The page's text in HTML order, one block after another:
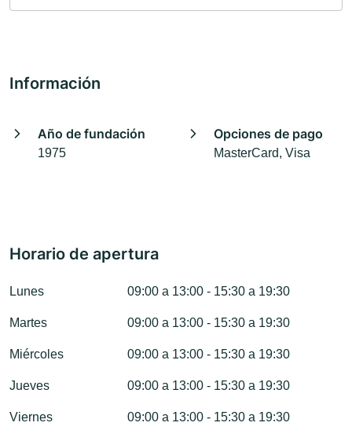
Información
Año de fundación
1975
Opciones de pago
MasterCard, Visa
Horario de apertura
Lunes 09:00 a 13:00 - 15:30 a 19:30
Martes 09:00 a 13:00 - 15:30 a 19:30
Miércoles 09:00 a 13:00 - 15:30 a 19:30
Jueves 09:00 a 13:00 - 15:30 a 19:30
Viernes 09:00 a 13:00 - 15:30 a 19:30